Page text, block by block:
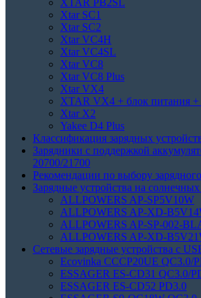
XTAR PB2SL
Xtar SC1
Xtar SC2
Xtar VC4H
Xtar VC4SL
Xtar VC8
Xtar VC8 Plus
Xtar VX4
XTAR VX4 + блок питания +
Xtar X2
Yakee D4 Plus
Классификация зарядных
Зарядники с поддержкой
20700/21700
Рекомендации по выбору
Зарядные устройства на солнечных
ALLPOWERS AP-SP5V10W
ALLPOWERS AP-XD-
ALLPOWERS AP-SP-002-
ALLPOWERS AP-XD-
Сетевые зарядные устройства с
Ecovinka CCCP20UE QC3.0/
ESSAGER ES-CD31 QC3.0/
ESSAGER ES-CD52 PD3.0